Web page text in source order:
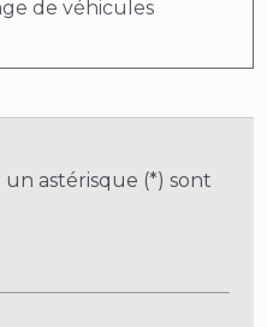
de véhicules
un astérisque (*) sont